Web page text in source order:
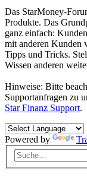
Das StarMoney-
Produkte. Das
ganz einfach:
mit anderen Kunden
Tipps und Tricks.
Wissen anderen
Hinweise: Bitte
Supportanfragen zu
Star Finanz Support.
Powered by